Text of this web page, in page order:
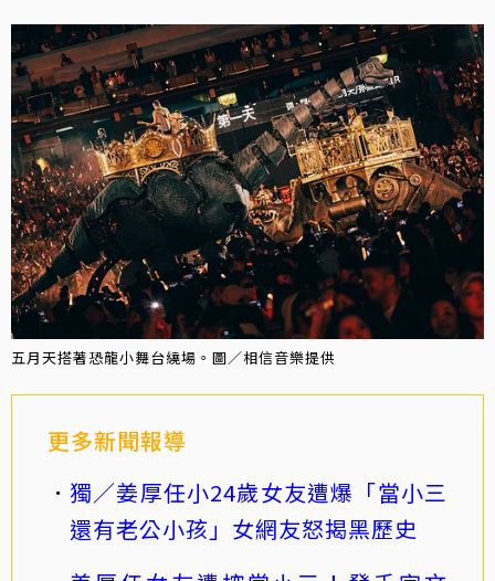
五月天搭著恐龍小舞台繞場。圖／相信音樂提供
更多新聞報導
獨／姜厚任小24歲女友遭爆「當小三
還有老公小孩」女網友怒揭黑歷史